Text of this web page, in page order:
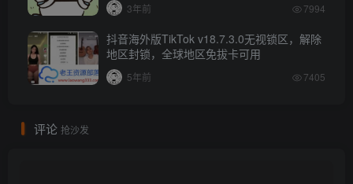
3年前 7994
抖音海外版TikTok v18.7.3.0无视锁区，解除
地区封锁，全球地区免拔卡可用
5年前 7405
评论 抢沙发